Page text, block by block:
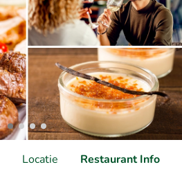
Locatie Restaurant Info